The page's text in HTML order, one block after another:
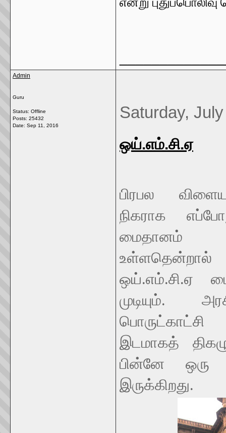
Admin
Guru
Status: Offline
Posts: 25432
Date: Sep 11, 2016
Saturday,
ஒய்.எம்.சி.ஏ
பிரபல
நிகராக
மைதானம்
ஒய்.எம்.சி.ஏ
முடியும்.
இடமாகத்
பின்னே ஒரு
இருக்கிறது.